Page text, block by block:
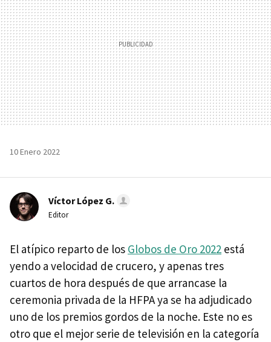
10 Enero 2022
Víctor López G.
Editor
El atípico reparto de los Globos de Oro 2022 está
yendo a velocidad de crucero, y apenas tres
cuartos de hora después de que arrancase la
ceremonia privada de la HFPA ya se ha adjudicado
uno de los premios gordos de la noche. Este no es
otro que el mejor serie de televisión en la categoría